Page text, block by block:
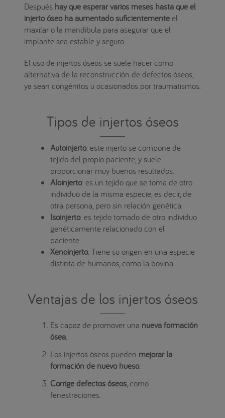
Después hay que esperar varios meses hasta que el
injerto óseo ha aumentado suficientementeel
maxilar o la mandíbula para asegurar que el
implante sea estable y seguro.
El uso de injertos óseos se suele hacer como
alternativa de la reconstrucción de defectos óseos,
ya sean congénitos u ocasionados por traumatismos.
Tipos de injertos óseos
Autoinjerto: este injerto se compone de
tejido del propio paciente, y suele
proporcionar muy buenos resultados.
Aloinjerto: es un tejido que se toma de otro
individuo de la misma especie, es decir, de
otra persona, pero sin relación genética.
Isoinjerto: es tejido tomado de otro individuo
genéticamente relacionado con el
paciente.
Xenoinjerto: Tiene su origen en una especie
distinta de humanos, como la bovina.
Ventajas de los injertos óseos
Es capaz de promover una nueva formación
ósea
Los injertos óseos pueden mejorar la
formación de nuevo hueso.
Corrige defectos óseos , como
fenestraciones.